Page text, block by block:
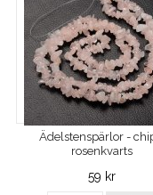
Ädelstenspärlor -
rosenkvarts
59 kr